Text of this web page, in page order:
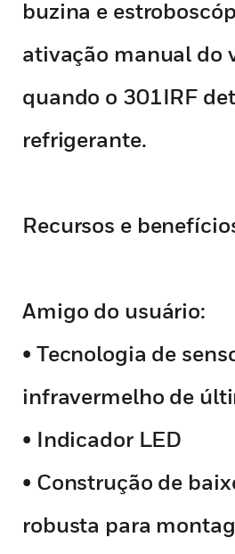
buzina e
ativação manual do
quando o 301IRF
refrigerante.
Recursos e
Amigo do usuário:
• Tecnologia de
infravermelho de
• Indicador LED
• Construção de
robusta para